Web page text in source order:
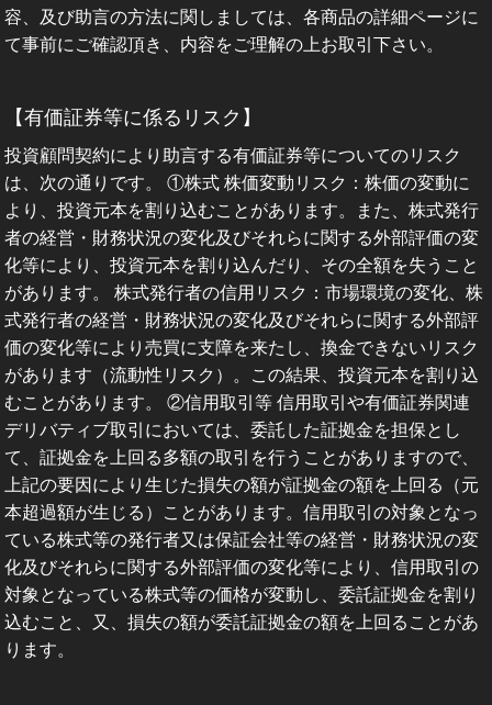
容、及び助言の方法に関しましては、各商品の詳細ページに
て事前にご確認頂き、内容をご理解の上お取引下さい。
【有価証券等に係るリスク】
投資顧問契約により助言する有価証券等についてのリスク
は、次の通りです。 ①株式 株価変動リスク：株価の変動に
より、投資元本を割り込むことがあります。また、株式発行
者の経営・財務状況の変化及びそれらに関する外部評価の変
化等により、投資元本を割り込んだり、その全額を失うこと
があります。 株式発行者の信用リスク：市場環境の変化、株
式発行者の経営・財務状況の変化及びそれらに関する外部評
価の変化等により売買に支障を来たし、換金できないリスク
があります（流動性リスク）。この結果、投資元本を割り込
むことがあります。 ②信用取引等 信用取引や有価証券関連
デリバティブ取引においては、委託した証拠金を担保とし
て、証拠金を上回る多額の取引を行うことがありますので、
上記の要因により生じた損失の額が証拠金の額を上回る（元
本超過額が生じる）ことがあります。信用取引の対象となっ
ている株式等の発行者又は保証会社等の経営・財務状況の変
化及びそれらに関する外部評価の変化等により、信用取引の
対象となっている株式等の価格が変動し、委託証拠金を割り
込むこと、又、損失の額が委託証拠金の額を上回ることがあ
ります。